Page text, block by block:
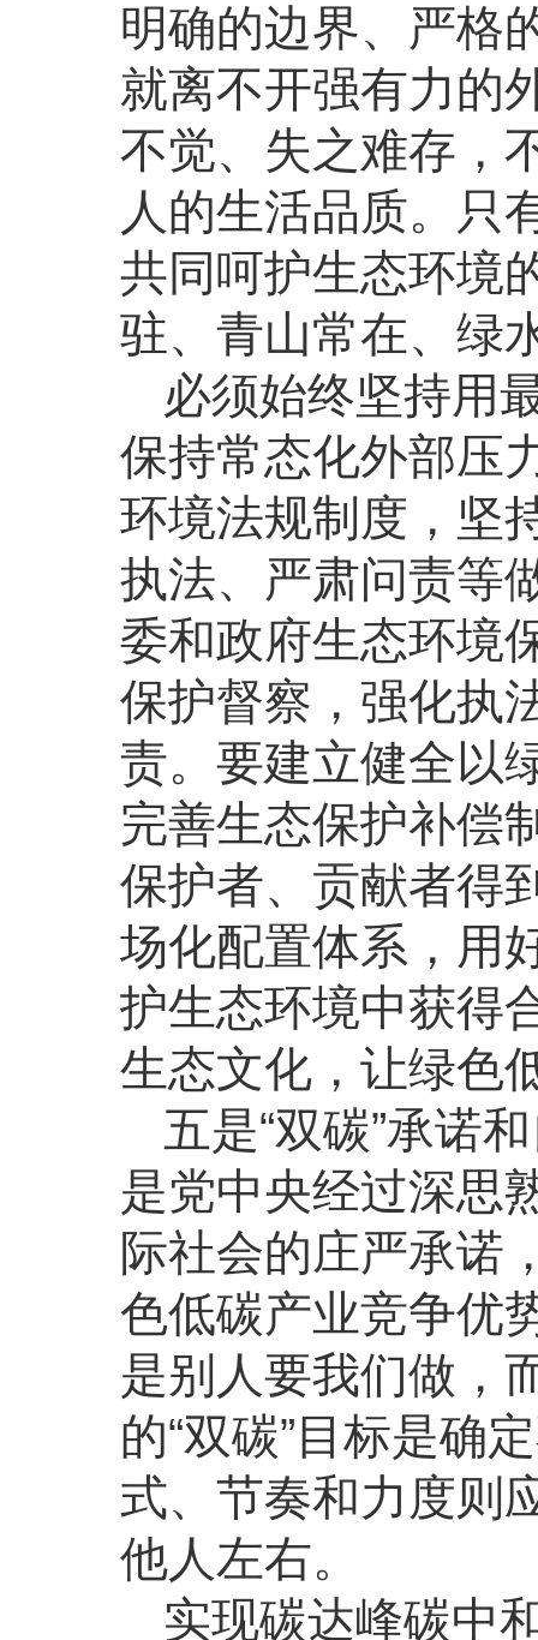
明确的边界、严格
就离不开强有力的
不觉、失之难存，
人的生活品质。只
共同呵护生态环境
驻、青山常在、绿
必须始终坚持用
保持常态化外部压
环境法规制度，坚
执法、严肃问责等
委和政府生态环境
保护督察，强化执
责。要建立健全以
完善生态保护补偿
保护者、贡献者得
场化配置体系，用
护生态环境中获得
生态文化，让绿色
五是“双碳”承诺
是党中央经过深思
际社会的庄严承诺
色低碳产业竞争优
是别人要我们做，
的“双碳”目标是确
式、节奏和力度则
他人左右。
实现碳达峰碳中